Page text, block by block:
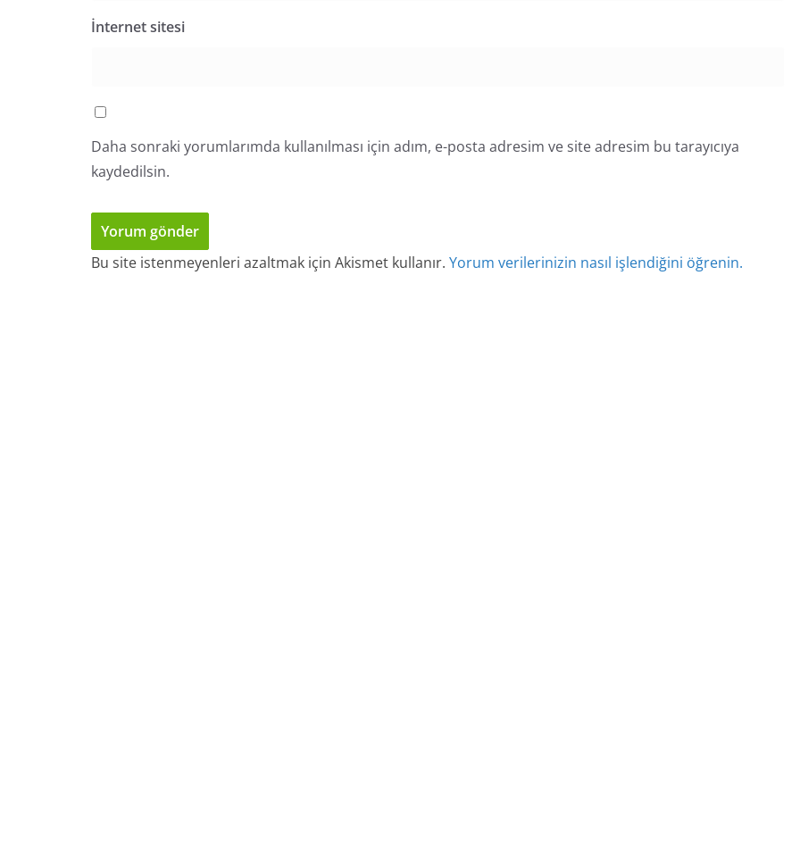
İnternet sitesi
Daha sonraki yorumlarımda kullanılması için adım, e-posta adresim ve site adresim bu tarayıcıya
kaydedilsin.
Bu site istenmeyenleri azaltmak için Akismet kullanır. Yorum verilerinizin nasıl işlendiğini öğrenin.